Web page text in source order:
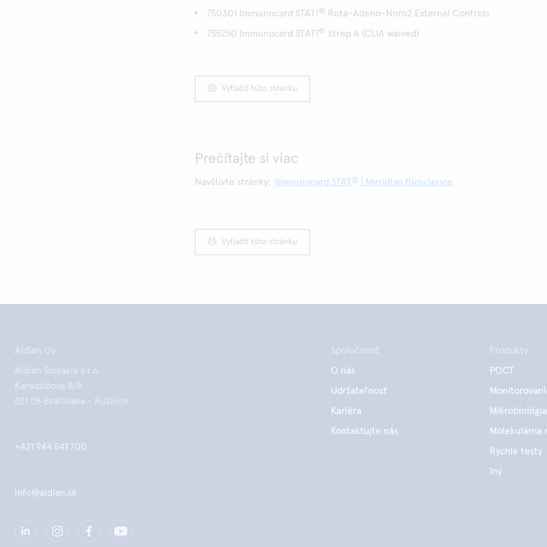
750301 Immunocard STAT! ® Rota-Adeno-Noro2 External Controls
755250 Immunocard STAT! ® Strep A (CLIA waived)
Vytlačiť túto stránku
Prečítajte si viac
Navštívte stránky: Immunocard STAT®| Meridian Bioscience
Vytlačiť túto stránku
Aidian Oy
Aidian Slovakia s.r.o.
Karadžičova 8/A
821 08 Bratislava - Ružinov
+421 944 541 700
info@aidian.sk
Spoločnosť
O nás
Udržateľnosť
Kariéra
Kontaktujte nás
Produkty
POCT
Mikrobiológia
Molekulárna
Rýchle testy
Iný